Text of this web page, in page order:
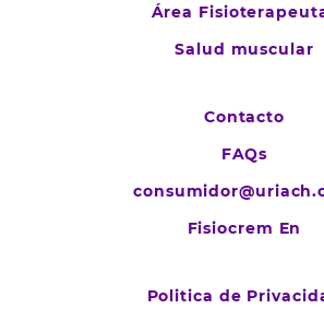
Área
Salud muscular
Contacto
FAQs
Fisiocrem En
Politica de